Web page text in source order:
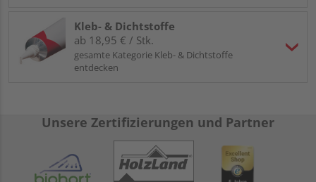
Kleb- & Dichtstoffe
ab 18,95 € / Stk.
gesamte Kategorie Kleb- & Dichtstoffe
entdecken
Unsere Zertifizierungen und Partner